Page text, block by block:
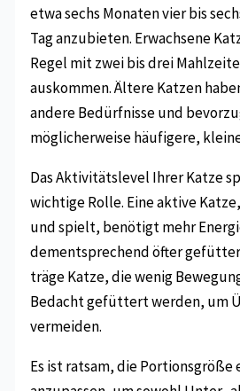
etwa sechs Monaten vier bis
Tag anzubieten. Erwachsene
Regel mit zwei bis drei
auskommen. Ältere Katzen
andere Bedürfnisse und
möglicherweise häufigere,
Das Aktivitätslevel Ihrer Katze
wichtige Rolle. Eine aktive
und spielt, benötigt mehr
dementsprechend öfter
träge Katze, die wenig
Bedacht gefüttert werden, um
vermeiden.
Es ist ratsam, die Portionsgröße